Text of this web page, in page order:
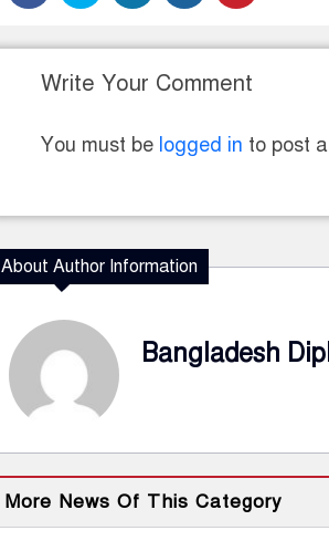
Write Your Comment
You must be logged in to post
About Author Information
Bangladesh
More News Of This Category